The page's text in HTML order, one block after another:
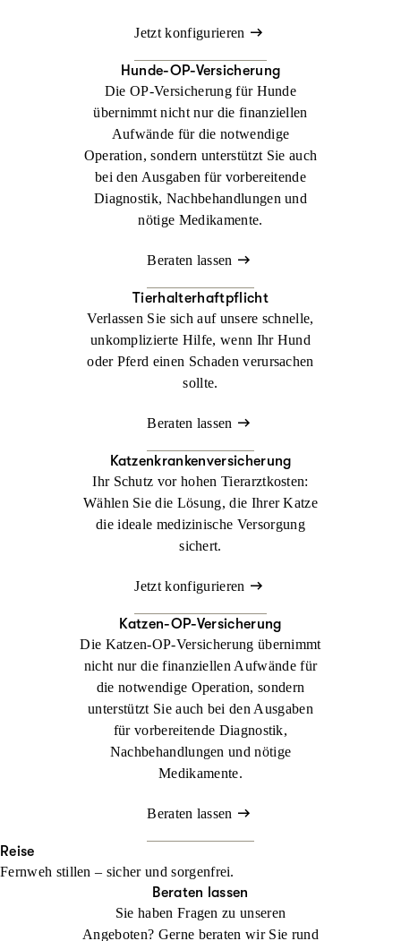
Jetzt konfigurieren
Hunde-OP-Versicherung
Die OP-Versicherung für Hunde
übernimmt nicht nur die finanziellen
Aufwände für die notwendige
Operation, sondern unterstützt Sie auch
bei den Ausgaben für vorbereitende
Diagnostik, Nachbehandlungen und
nötige Medikamente.
Beraten lassen
Tierhalterhaftpflicht
Verlassen Sie sich auf unsere schnelle,
unkomplizierte Hilfe, wenn Ihr Hund
oder Pferd einen Schaden verursachen
sollte.
Beraten lassen
Katzenkrankenversicherung
Ihr Schutz vor hohen Tierarztkosten:
Wählen Sie die Lösung, die Ihrer Katze
die ideale medizinische Versorgung
sichert.
Jetzt konfigurieren
Katzen-OP-Versicherung
Die Katzen-OP-Versicherung übernimmt
nicht nur die finanziellen Aufwände für
die notwendige Operation, sondern
unterstützt Sie auch bei den Ausgaben
für vorbereitende Diagnostik,
Nachbehandlungen und nötige
Medikamente.
Beraten lassen
Reise
Fernweh stillen – sicher und sorgenfrei.
Beraten lassen
Sie haben Fragen zu unseren
Angeboten? Gerne beraten wir Sie rund